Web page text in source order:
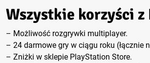
Wszystkie korzyści z
– Możliwość rozgrywki multiplayer.
– 24 darmowe gry w ciągu roku (łącznie
– Zniżki w sklepie PlayStation Store.